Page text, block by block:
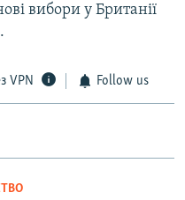
вибори у Британії
VPN Follow us